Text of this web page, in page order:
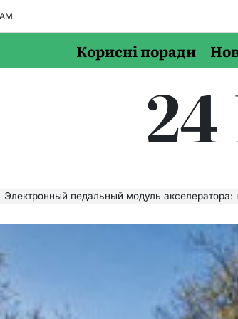
AM
Корисні поради
Электронный педальный модуль акселератора: как